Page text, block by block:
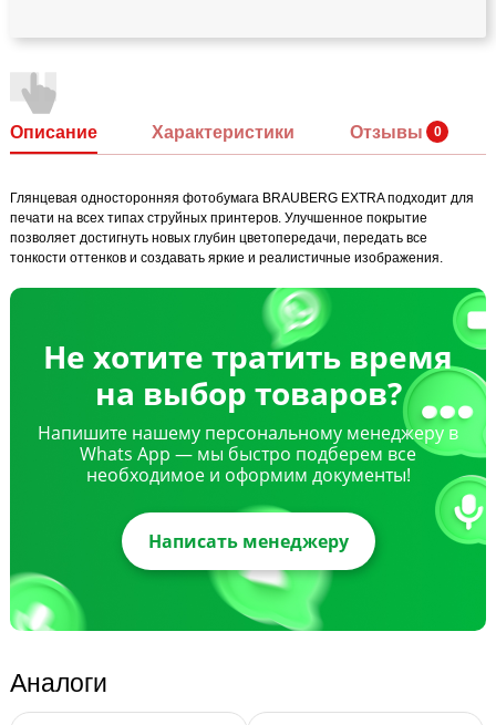
Описание Характеристики Отзывы
Глянцевая односторонняя фотобумага BRAUBERG EXTRA подходит для
печати на всех типах струйных принтеров. Улучшенное покрытие
позволяет достигнуть новых глубин цветопередачи, передать все
тонкости оттенков и создавать яркие и реалистичные изображения.
Не хотите тратить время
на выбор товаров?
Напишите нашему персональному менеджеру в
Whats App — мы быстро подберем все
необходимое и оформим документы!
Написать менеджеру
Аналоги